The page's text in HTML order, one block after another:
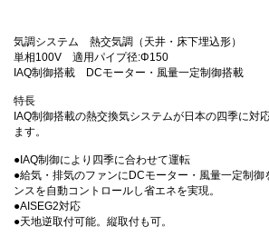
気調システム 熱交気調（天井・床下埋込形）
単相100V 適用パイプ径:Φ150
IAQ制御搭載 DCモーター・風量一定制御搭載
特長
IAQ制御搭載の熱交換気システムが日本の四季に対
ます。
●IAQ制御により四季に合わせて運転
●給気・排気のファンにDCモーター・風量一定制御
ンスを自動コントロールし省エネを実現。
●AISEG2対応
●天地逆取付可能。縦取付も可。